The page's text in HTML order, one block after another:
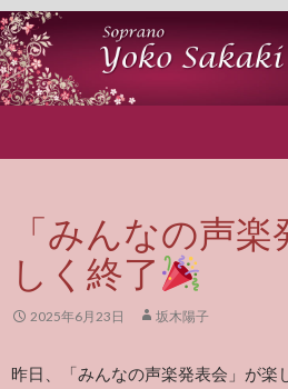
「みんなの声
しく終了
2025年6月23日 坂木陽子
昨日、「みんなの声楽発表会」が楽